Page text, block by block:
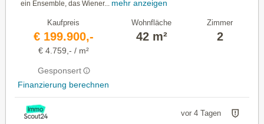
ein Ensemble, das Wiener... mehr anzeigen
Kaufpreis
€ 199.900,-
€ 4.759,- / m²
Gesponsert
Finanzierung berechnen
Wohnfläche
42 m²
Zimmer
2
vor 4 Tagen